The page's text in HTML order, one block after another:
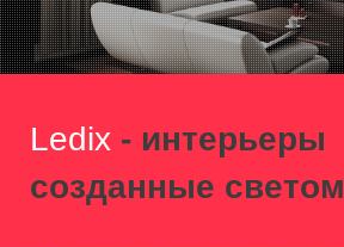
Ledix - интерьеры
созданные светом